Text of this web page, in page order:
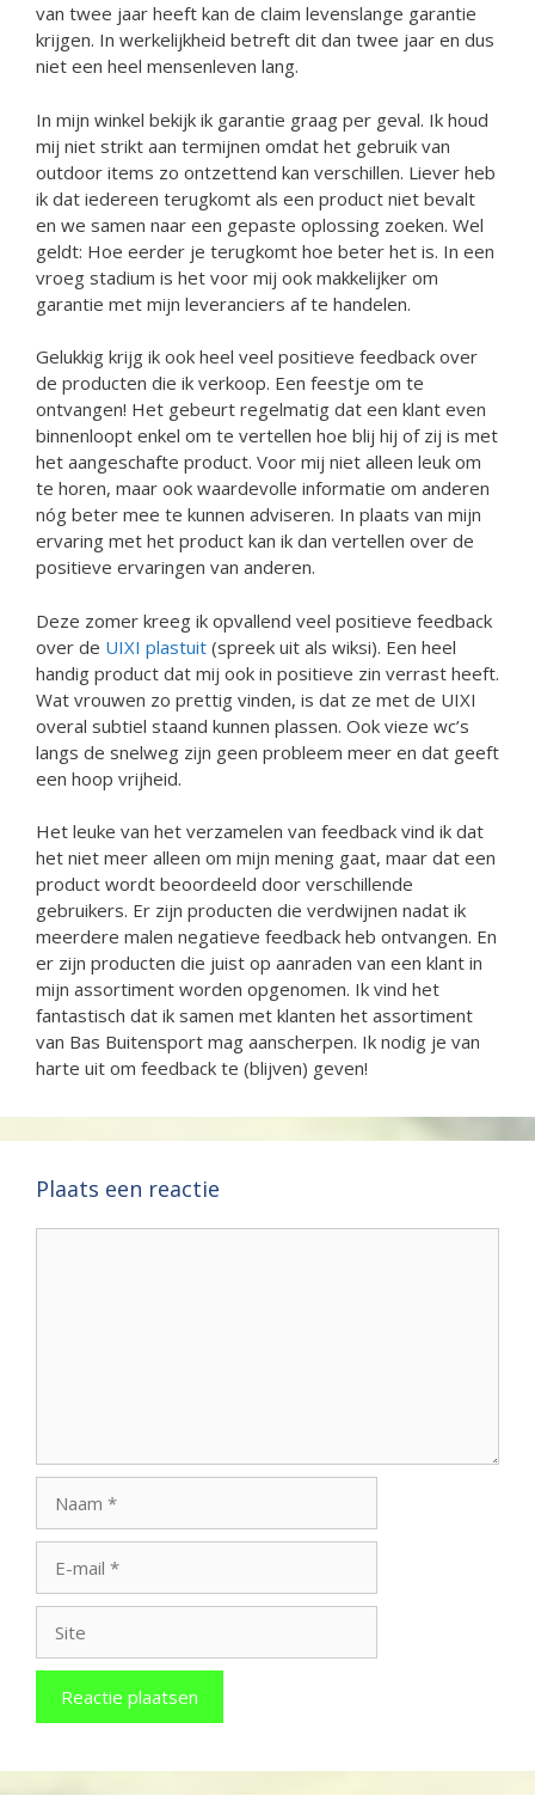
van twee jaar heeft kan de claim levenslange garantie
krijgen. In werkelijkheid betreft dit dan twee jaar en dus
niet een heel mensenleven lang.
In mijn winkel bekijk ik garantie graag per geval. Ik houd
mij niet strikt aan termijnen omdat het gebruik van
outdoor items zo ontzettend kan verschillen. Liever heb
ik dat iedereen terugkomt als een product niet bevalt
en we samen naar een gepaste oplossing zoeken. Wel
geldt: Hoe eerder je terugkomt hoe beter het is. In een
vroeg stadium is het voor mij ook makkelijker om
garantie met mijn leveranciers af te handelen.
Gelukkig krijg ik ook heel veel positieve feedback over
de producten die ik verkoop. Een feestje om te
ontvangen! Het gebeurt regelmatig dat een klant even
binnenloopt enkel om te vertellen hoe blij hij of zij is met
het aangeschafte product. Voor mij niet alleen leuk om
te horen, maar ook waardevolle informatie om anderen
nóg beter mee te kunnen adviseren. In plaats van mijn
ervaring met het product kan ik dan vertellen over de
positieve ervaringen van anderen.
Deze zomer kreeg ik opvallend veel positieve feedback
over de UIXI plastuit (spreek uit als wiksi). Een heel
handig product dat mij ook in positieve zin verrast heeft.
Wat vrouwen zo prettig vinden, is dat ze met de UIXI
overal subtiel staand kunnen plassen. Ook vieze wc’s
langs de snelweg zijn geen probleem meer en dat geeft
een hoop vrijheid.
Het leuke van het verzamelen van feedback vind ik dat
het niet meer alleen om mijn mening gaat, maar dat een
product wordt beoordeeld door verschillende
gebruikers. Er zijn producten die verdwijnen nadat ik
meerdere malen negatieve feedback heb ontvangen. En
er zijn producten die juist op aanraden van een klant in
mijn assortiment worden opgenomen. Ik vind het
fantastisch dat ik samen met klanten het assortiment
van Bas Buitensport mag aanscherpen. Ik nodig je van
harte uit om feedback te (blijven) geven!
Plaats een reactie
mail